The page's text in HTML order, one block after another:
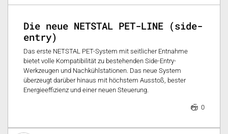
Die neue NETSTAL PET-LINE (side-
entry)
Das erste NETSTAL PET-System mit seitlicher Entnahme
bietet volle Kompatibilität zu bestehenden Side-Entry-
Werkzeugen und Nachkühlstationen. Das neue System
überzeugt darüber hinaus mit höchstem Ausstoß, bester
Energieeffizienz und einer neuen Steuerung.
0